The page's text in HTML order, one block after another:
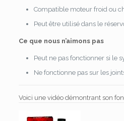
Compatible moteur froid ou
Peut être utilisé dans le
Ce que nous n’aimons pas
Peut ne pas fonctionner si le
Ne fonctionne pas sur les
Voici une vidéo démontrant son